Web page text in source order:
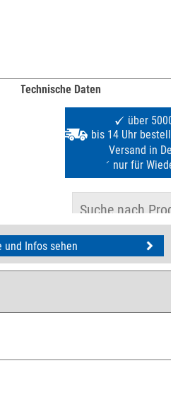
Technische Daten
und Infos sehen